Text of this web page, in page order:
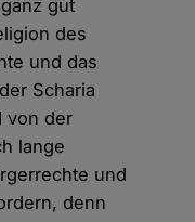
gut
des
und das
Scharia
von der
lange
und
denn